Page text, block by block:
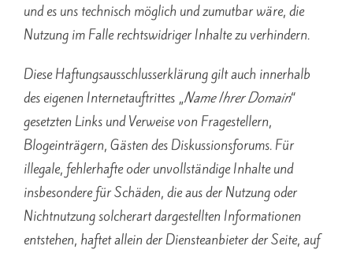
und es uns technisch möglich und zumutbar wäre, die
Nutzung im Falle rechtswidriger Inhalte zu verhindern.
Diese Haftungsausschlusserklärung gilt auch innerhalb
des eigenen Internetauftrittes „Name Ihrer Domain“
gesetzten Links und Verweise von Fragestellern,
Blogeinträgern, Gästen des Diskussionsforums. Für
illegale, fehlerhafte oder unvollständige Inhalte und
insbesondere für Schäden, die aus der Nutzung oder
Nichtnutzung solcherart dargestellten Informationen
entstehen, haftet allein der Diensteanbieter der Seite, auf